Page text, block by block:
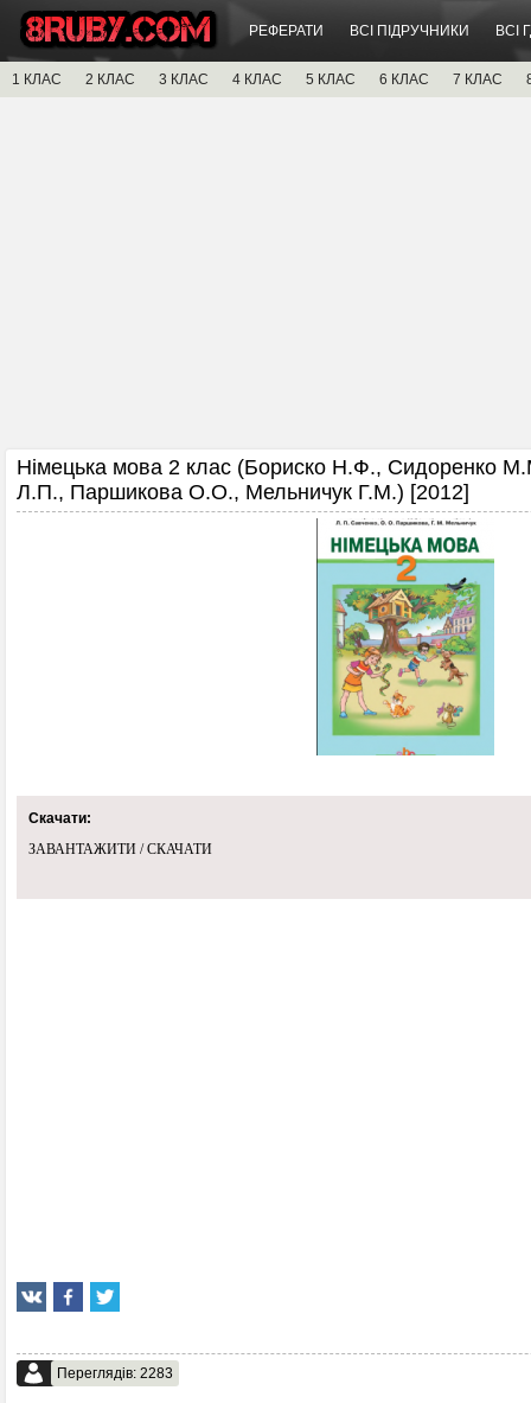
РЕФЕРАТИ ВСІ ПІДРУЧНИКИ ВСІ
1 КЛАС 2 КЛАС 3 КЛАС 4 КЛАС 5 КЛАС 6 КЛАС 7 КЛАС
Німецька мова 2 клас (Бориско Н.Ф., Сидоренко
Л.П., Паршикова О.О., Мельничук Г.М.) [2012]
Скачати:
ЗАВАНТАЖИТИ / СКАЧАТИ
Переглядів: 2283